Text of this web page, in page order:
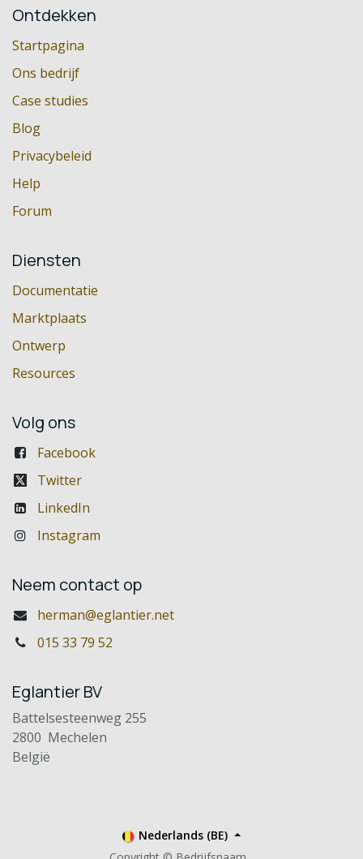
Ontdekken
Startpagina
Ons bedrijf
Case studies
Blog
Privacybeleid
Help
Forum
Diensten
Documentatie
Marktplaats
Ontwerp
Resources
Volg ons
Facebook
Twitter
LinkedIn
Instagram
Neem contact op
herman@eglantier.net
015 33 79 52
Eglantier BV
Battelsesteenweg 255
2800 Mechelen
België
Nederlands (BE)